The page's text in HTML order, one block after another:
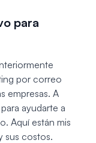
para
por correo
empresas. A
ayudarte a
Aquí están mis
sus costos.